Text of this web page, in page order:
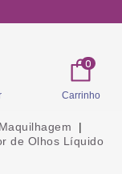
0
Carrinho
de Olhos Líquido